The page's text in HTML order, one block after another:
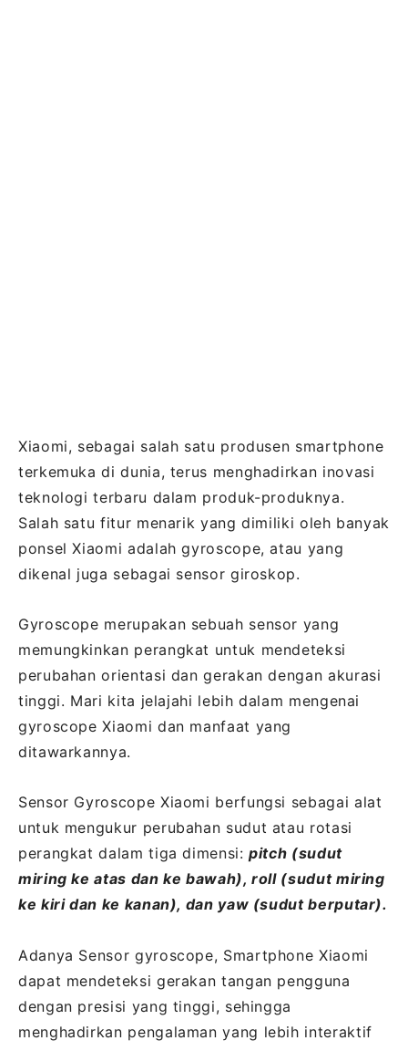
Xiaomi, sebagai salah satu produsen smartphone
terkemuka di dunia, terus menghadirkan inovasi
teknologi terbaru dalam produk-produknya.
Salah satu fitur menarik yang dimiliki oleh banyak
ponsel Xiaomi adalah gyroscope, atau yang
dikenal juga sebagai sensor giroskop.
Gyroscope merupakan sebuah sensor yang
memungkinkan perangkat untuk mendeteksi
perubahan orientasi dan gerakan dengan akurasi
tinggi. Mari kita jelajahi lebih dalam mengenai
gyroscope Xiaomi dan manfaat yang
ditawarkannya.
Sensor Gyroscope Xiaomi berfungsi sebagai alat
untuk mengukur perubahan sudut atau rotasi
perangkat dalam tiga dimensi:pitch (sudut
miring ke atas dan ke bawah), roll (sudut miring
ke kiri dan ke kanan), dan yaw (sudut berputar).
Adanya Sensor gyroscope, Smartphone Xiaomi
dapat mendeteksi gerakan tangan pengguna
dengan presisi yang tinggi, sehingga
menghadirkan pengalaman yang lebih interaktif